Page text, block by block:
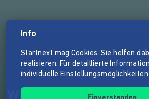
Wiesnkini
Info
Startnext mag Cookies. Sie helfen
realisieren. Für detaillierte
individuelle Einstellungsmöglichkeiten